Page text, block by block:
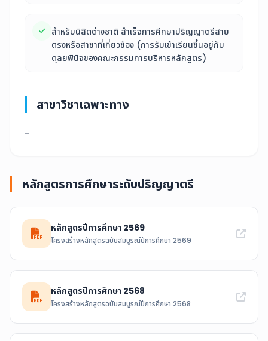
สำหรับนิสิตต่างชาติ สำเร็จการศึกษาปริญญาตรีสาย
ตรงหรือสาขาที่เกี่ยวข้อง (การรับเข้าเรียนขึ้นอยู่กับ
ดุลยพินิจของคณะกรรมการบริหารหลักสูตร)
สาขาวิชาเฉพาะทาง
-
หลักสูตรการศึกษาระดับปริญญาตรี
หลักสูตรปีการศึกษา 2569
โครงสร้างหลักสูตรฉบับสมบูรณ์ปีการศึกษา 2569
หลักสูตรปีการศึกษา 2568
โครงสร้างหลักสูตรฉบับสมบูรณ์ปีการศึกษา 2568